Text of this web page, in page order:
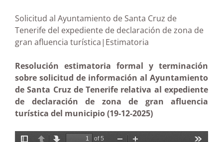
Solicitud al Ayuntamiento de Santa Cruz de
Tenerife del expediente de declaración de zona de
gran afluencia turística|Estimatoria
Resolución estimatoria formal y terminación
sobre solicitud de información al Ayuntamiento
de Santa Cruz de Tenerife relativa al expediente
de declaración de zona de gran afluencia
turística del municipio (19-12-2025)